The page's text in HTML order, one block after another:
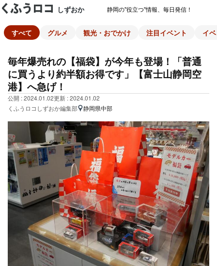
しずおか 静岡の"役立つ"情報、毎日発信！
すべて グルメ 観光・おでかけ 注目イベント イ
毎年爆売れの【福袋】が今年も登場！「普通
に買うより約半額お得です」【富士山静岡空
港】へ急げ！
公開 : 2024.01.02更新 : 2024.01.02
くふうロコしずおか編集部
静岡県中部